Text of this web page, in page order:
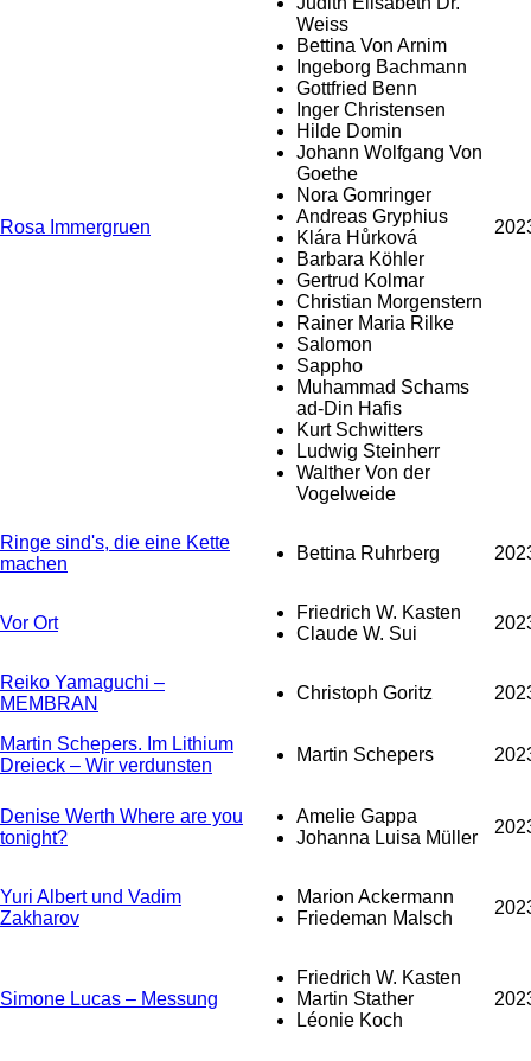
Rosa Immergruen
Weiss
Bettina Von Arnim
Ingeborg Bachmann
Gottfried Benn
Inger Christensen
Hilde Domin
Johann Wolfgang Von
Goethe
Nora Gomringer
Andreas Gryphius
Klára Hůrková
Barbara Köhler
Gertrud Kolmar
Christian Morgenstern
Rainer Maria Rilke
Salomon
Sappho
Muhammad Schams
ad-Din Hafis
Kurt Schwitters
Ludwig Steinherr
Walther Von der
Vogelweide
Ringe sind's, die eine Kette
machen
Bettina Ruhrberg
Vor Ort
Friedrich W. Kasten
Claude W. Sui
Reiko Yamaguchi –
MEMBRAN
Christoph Goritz
Martin Schepers. Im Lithium
Dreieck – Wir verdunsten
Martin Schepers
Denise Werth Where are you
tonight?
Amelie Gappa
Johanna Luisa Müller
Yuri Albert und Vadim
Zakharov
Marion Ackermann
Friedeman Malsch
Simone Lucas – Messung
Friedrich W. Kasten
Martin Stather
Léonie Koch